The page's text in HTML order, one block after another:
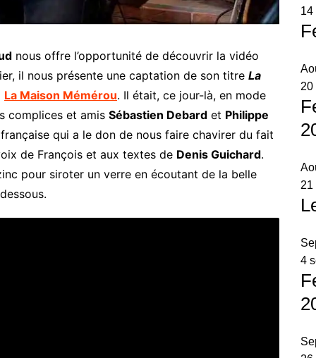
nous offre l’opportunité de découvrir la vidéo
il nous présente une captation de son titre La
La Maison Mémérou. Il était, ce jour-là, en mode
complices et amis Sébastien Debard et Philippe
qui a le don de nous faire chavirer du fait
de François et aux textes de Denis Guichard.
pour siroter un verre en écoutant de la belle
14
20
21
4